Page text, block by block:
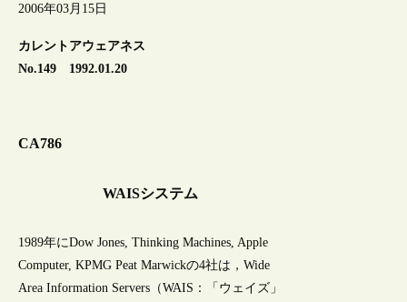
2006年03月15日
カレントアウェアネス
No.149 1992.01.20
CA786
WAISシステム
1989年にDow Jones, Thinking Machines, Apple
Computer, KPMG Peat Marwickの4社は，Wide
Area Information Servers（WAIS：「ウェイズ」